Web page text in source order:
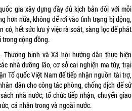
gia xây dựng đầy đủ kịch bản đối với mỗi
hơn nữa, không để rơi vào tình trạng bị động,
có, hết sức lưu ý việc rà soát, sàng lọc để phát
trong cộng đồng.
binh và Xã hội hướng dẫn thực hiện
nhà dưỡng lão, cơ sở cai nghiện ma túy, trại
Tổ quốc Việt Nam để tiếp nhận nguồn tài trợ,
dân cho công tác phòng, chống dịch để sử
nhà nước; tổ chức tiếp nhận, chuyển giao
cá nhân trong và ngoài nước.